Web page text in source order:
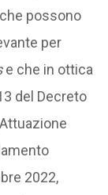
possono
per
e che in ottica
del Decreto
2022,